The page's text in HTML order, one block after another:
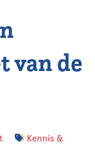
van de
Kennis &